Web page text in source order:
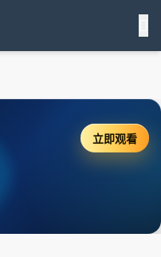
立即观看